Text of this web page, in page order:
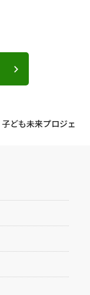
子ども未来プロジェ